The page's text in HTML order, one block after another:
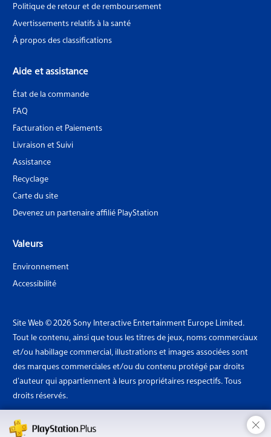
×
Politique de retour et de remboursement
Avertissements relatifs à la santé
À propos des classifications
Aide et assistance
État de la commande
FAQ
Facturation et Paiements
Livraison et Suivi
Assistance
Recyclage
Carte du site
Devenez un partenaire affilié PlayStation
Valeurs
Environnement
Accessibilité
Site Web © 2026 Sony Interactive Entertainment Europe Limited.
Tout le contenu, ainsi que tous les titres de jeux, noms commerciaux
et/ou habillage commercial, illustrations et images associées sont
des marques commerciales et/ou du contenu protégé par droits
d'auteur qui appartiennent à leurs propriétaires respectifs. Tous
droits réservés.